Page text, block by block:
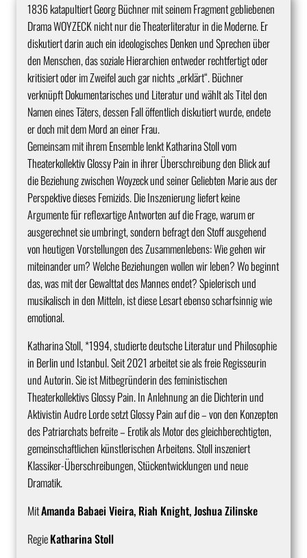
1836 katapultiert Georg Büchner mit seinem Fragment gebliebenen
Drama WOYZECK nicht nur die Theaterliteratur in die Moderne. Er
diskutiert darin auch ein ideologisches Denken und Sprechen über
den Menschen, das soziale Hierarchien entweder rechtfertigt oder
kritisiert oder im Zweifel auch gar nichts „erklärt“. Büchner
verknüpft Dokumentarisches und Literatur und wählt als Titel den
Namen eines Täters, dessen Fall öffentlich diskutiert wurde, endete
er doch mit dem Mord an einer Frau.
Gemeinsam mit ihrem Ensemble lenkt Katharina Stoll vom
Theaterkollektiv Glossy Pain in ihrer Überschreibung den Blick auf
die Beziehung zwischen Woyzeck und seiner Geliebten Marie aus der
Perspektive dieses Femizids. Die Inszenierung liefert keine
Argumente für reflexartige Antworten auf die Frage, warum er
ausgerechnet sie umbringt, sondern befragt den Stoff ausgehend
von heutigen Vorstellungen des Zusammenlebens: Wie gehen wir
miteinander um? Welche Beziehungen wollen wir leben? Wo beginnt
das, was mit der Gewalttat des Mannes endet? Spielerisch und
musikalisch in den Mitteln, ist diese Lesart ebenso scharfsinnig wie
emotional.
Katharina Stoll, *1994, studierte deutsche Literatur und Philosophie
in Berlin und Istanbul. Seit 2021 arbeitet sie als freie Regisseurin
und Autorin. Sie ist Mitbegründerin des feministischen
Theaterkollektivs Glossy Pain. In Anlehnung an die Dichterin und
Aktivistin Audre Lorde setzt Glossy Pain auf die – von den Konzepten
des Patriarchats befreite – Erotik als Motor des gleichberechtigten,
gemeinschaftlichen künstlerischen Arbeitens. Stoll inszeniert
Klassiker-Überschreibungen, Stückentwicklungen und neue
Dramatik.
MitAmanda Babaei Vieira, Riah Knight, Joshua Zilinske
RegieKatharina Stoll